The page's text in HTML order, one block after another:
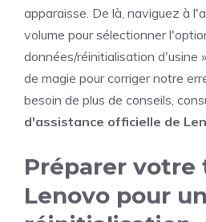
apparaisse. De là, naviguez à
volume pour sélectionner
données/réinitialisation d'usine
de magie pour corriger notre
besoin de plus de conseils,
d'assistance officielle de
Préparer
Lenovo pour